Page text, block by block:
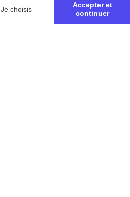
Je choisis
Accepter et
continuer